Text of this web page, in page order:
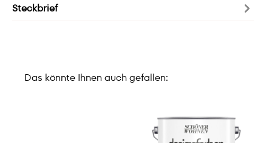
Steckbrief
Das könnte Ihnen auch gefallen: